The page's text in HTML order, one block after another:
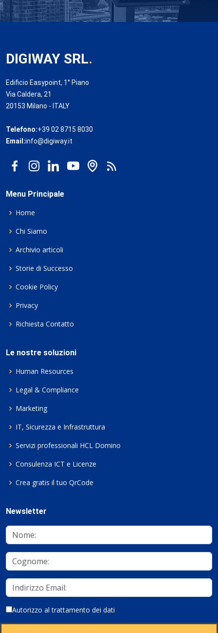
DIGIWAY SRL.
Edificio Easypoint, 1° Piano
Via Caldera, 21
20153 Milano - ITALY
Telefono:+39 02 8715 8030
Email:info@digiway.it
Menu Principale
Home
Chi Siamo
Archivio articoli
Storie di Successo
Cookie Policy
Privacy
Richiesta Contatto
Le nostre soluzioni
Human Resources
Legal & Compliance
Marketing
IT, Sicurezza e Infrastruttura
Servizi professionali HCL Domino
Consulenza ICT e Licenze
Crea gratis il tuo QrCode
Newsletter
Autorizzo al trattamento dei dati